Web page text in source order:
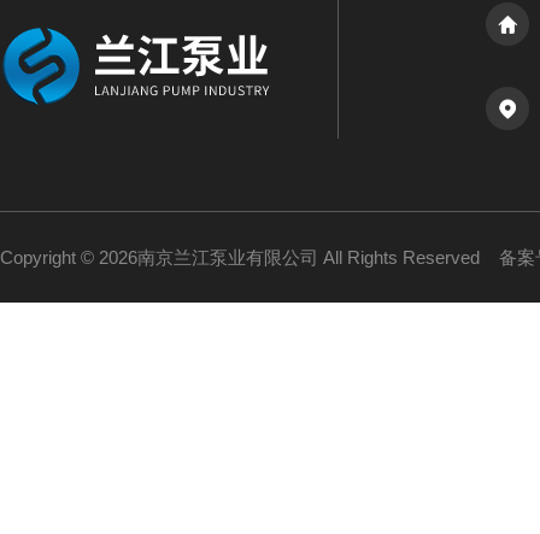
Copyright © 2026南京兰江泵业有限公司 All Rights Reserved 备案